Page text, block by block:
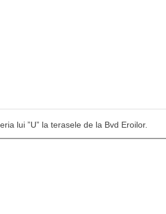
lui ”U” la terasele de la Bvd Eroilor.